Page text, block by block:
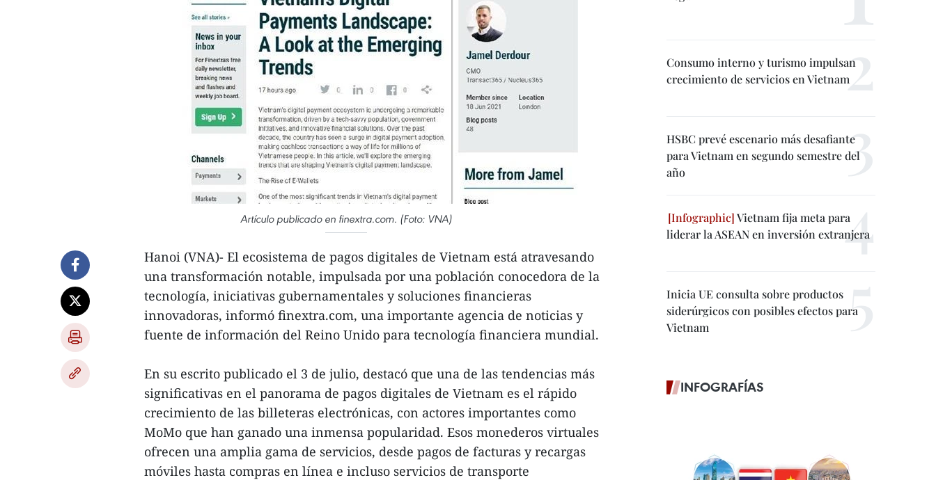
Artículo publicado en finextra.com. (Foto: VNA)
Hanoi (VNA)- El ecosistema de pagos digitales de Vietnam está atravesando
una transformación notable, impulsada por una población conocedora de la
tecnología, iniciativas gubernamentales y soluciones financieras
innovadoras, informó finextra.com, una importante agencia de noticias y
fuente de información del Reino Unido para tecnología financiera mundial.
En su escrito publicado el 3 de julio, destacó que una de las tendencias más
significativas en el panorama de pagos digitales de Vietnam es el rápido
crecimiento de las billeteras electrónicas, con actores importantes como
MoMo que han ganado una inmensa popularidad. Esos monederos virtuales
ofrecen una amplia gama de servicios, desde pagos de facturas y recargas
móviles hasta compras en línea e incluso servicios de transporte
Consumo interno y turismo impulsan
crecimiento de servicios en Vietnam
HSBC prevé escenario más desafiante
para Vietnam en segundo semestre del
año
Vietnam fija meta para
liderar la ASEAN en inversión extranjera
Inicia UE consulta sobre productos
siderúrgicos con posibles efectos para
Vietnam
INFOGRAFÍAS